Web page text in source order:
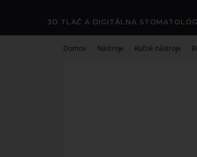
3D TLAČ A DIGITÁLNA
Domov Nástroje Ručné nástroje